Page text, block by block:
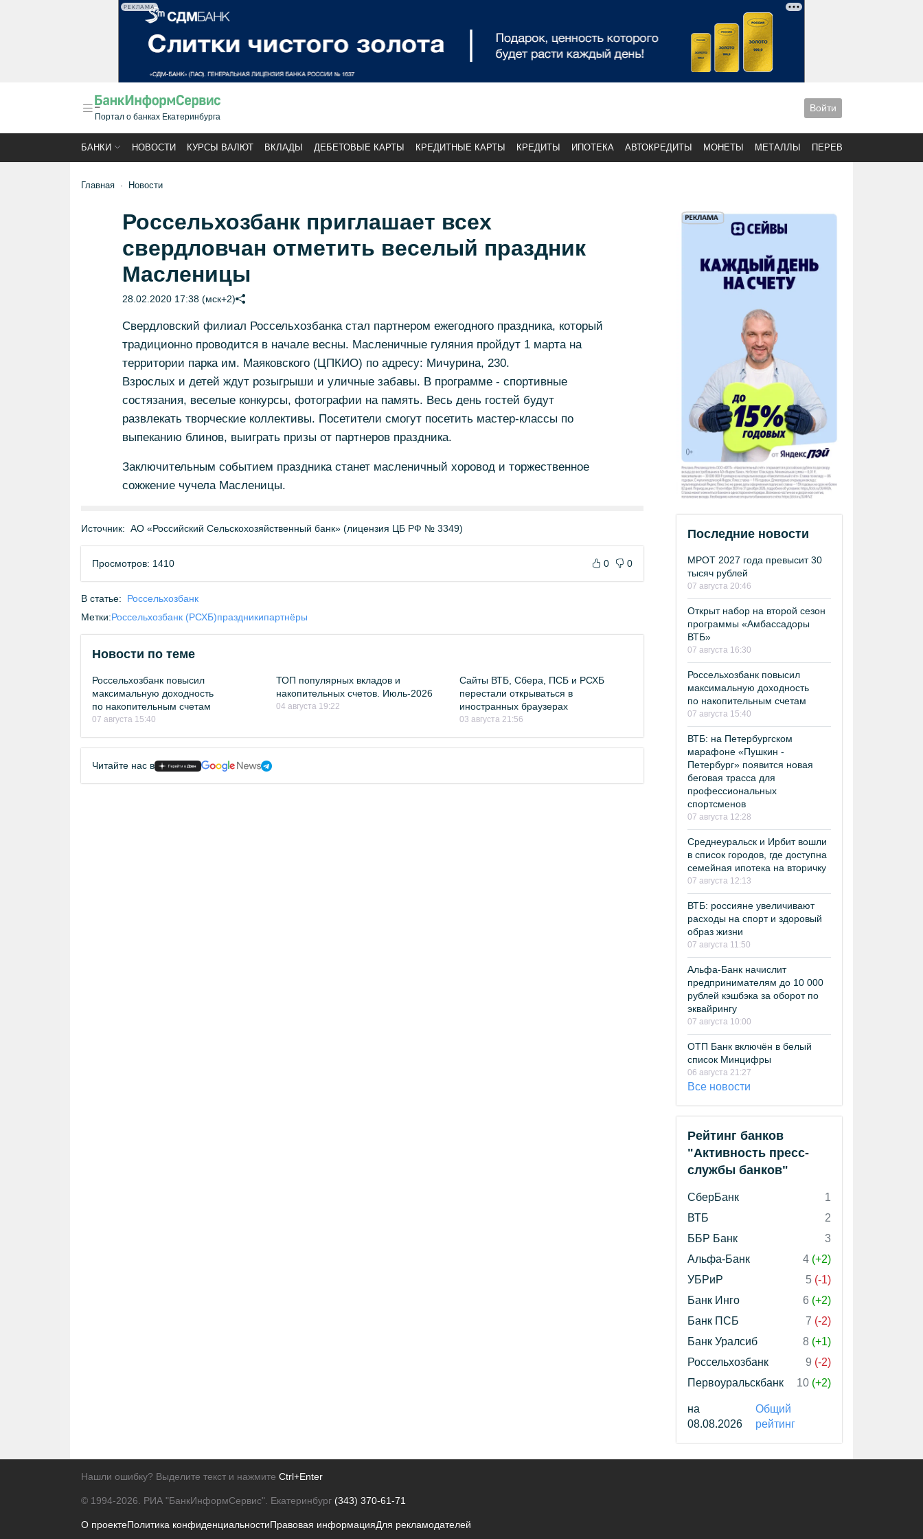
РЕКЛАМА
Портал о банках Екатеринбурга
Войти
БАНКИ НОВОСТИ КУРСЫ ВАЛЮТ ВКЛАДЫ ДЕБЕТОВЫЕ КАРТЫ КРЕДИТНЫЕ КАРТЫ КРЕДИТЫ ИПОТЕКА АВТОКРЕДИТЫ МОНЕТЫ МЕТАЛЛЫ ПЕРЕВОДЫ
Главная Новости
Россельхозбанк приглашает всех
свердловчан отметить веселый праздник
Масленицы
28.02.2020 17:38 (мск+2)
Свердловский филиал Россельхозбанка стал партнером ежегодного праздника, который
традиционно проводится в начале весны. Масленичные гуляния пройдут 1 марта на
территории парка им. Маяковского (ЦПКИО) по адресу: Мичурина, 230.
Взрослых и детей ждут розыгрыши и уличные забавы. В программе - спортивные
состязания, веселые конкурсы, фотографии на память. Весь день гостей будут
развлекать творческие коллективы. Посетители смогут посетить мастер-классы по
выпеканию блинов, выиграть призы от партнеров праздника.
Заключительным событием праздника станет масленичный хоровод и торжественное
сожжение чучела Масленицы.
Источник: АО «Российский Сельскохозяйственный банк» (лицензия ЦБ РФ № 3349)
Просмотров: 1410 0 0
В статье:
Россельхозбанк
Метки:Россельхозбанк (РСХБ)праздникипартнёры
Новости по теме
Россельхозбанк повысил
максимальную доходность
по накопительным счетам
07 августа 15:40
ТОП популярных вкладов и
накопительных счетов. Июль-2026
04 августа 19:22
Сайты ВТБ, Сбера, ПСБ и РСХБ
перестали открываться в
иностранных браузерах
03 августа 21:56
Читайте нас в
Последние новости
МРОТ 2027 года превысит 30
тысяч рублей
07 августа 20:46
Открыт набор на второй сезон
программы «Амбассадоры
ВТБ»
07 августа 16:30
Россельхозбанк повысил
максимальную доходность
по накопительным счетам
07 августа 15:40
ВТБ: на Петербургском
марафоне «Пушкин -
Петербург» появится новая
беговая трасса для
профессиональных
спортсменов
07 августа 12:28
Среднеуральск и Ирбит вошли
в список городов, где доступна
семейная ипотека на вторичку
07 августа 12:13
ВТБ: россияне увеличивают
расходы на спорт и здоровый
образ жизни
07 августа 11:50
Альфа-Банк начислит
предпринимателям до 10 000
рублей кэшбэка за оборот по
эквайрингу
07 августа 10:00
ОТП Банк включён в белый
список Минцифры
06 августа 21:27
Все новости
Рейтинг банков
"Активность пресс-
службы банков"
СберБанк
1
ВТБ
2
ББР Банк
3
Альфа-Банк
4 (+2)
УБРиР
5 (-1)
Банк Инго
6 (+2)
Банк ПСБ
7 (-2)
Банк Уралсиб
8 (+1)
Россельхозбанк
9 (-2)
Первоуральскбанк
10 (+2)
на
08.08.2026
Общий
рейтинг
Нашли ошибку? Выделите текст и нажмите Ctrl+Enter
© 1994-2026. РИА "БанкИнформСервис". Екатеринбург (343) 370-61-71
О проектеПолитика конфиденциальностиПравовая информацияДля рекламодателей